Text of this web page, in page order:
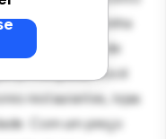
e a cozinha
de
privilegiada, você
restaurantes, lojas
Com um preço